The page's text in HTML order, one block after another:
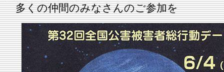
多くの仲間のみなさんのご参加を